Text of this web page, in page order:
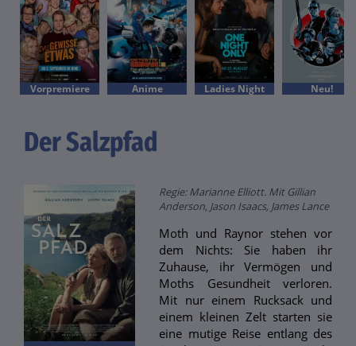
Vorpremiere Anime Ladies Night Neu!
Der Salzpfad
Regie: Marianne Elliott. Mit Gillian
Anderson, Jason Isaacs, James Lance
Moth und Raynor stehen vor
dem Nichts: Sie haben ihr
Zuhause, ihr Vermögen und
Moths Gesundheit verloren.
Mit nur einem Rucksack und
einem kleinen Zelt starten sie
eine mutige Reise entlang des